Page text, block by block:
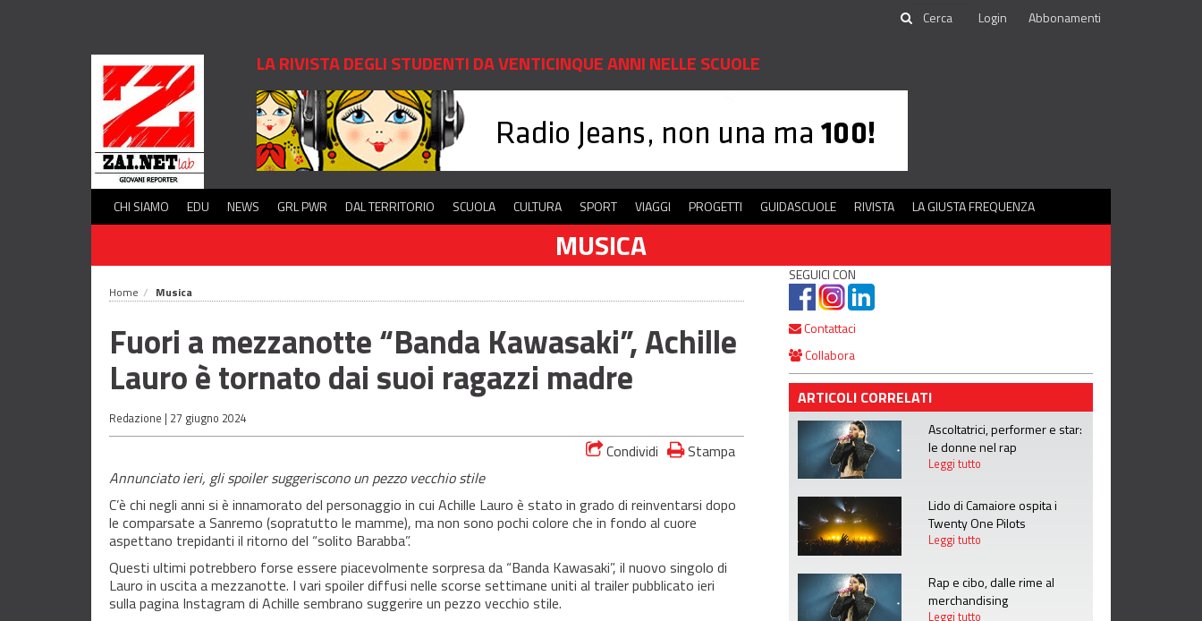
Login Abbonamenti
LA RIVISTA DEGLI STUDENTI DA VENTICINQUE ANNI NELLE SCUOLE
CHI SIAMO EDU NEWS GRL PWR DAL TERRITORIO SCUOLA CULTURA SPORT VIAGGI PROGETTI GUIDASCUOLE RIVISTA LA GIUSTA FREQUENZA
MUSICA
Home Musica
Fuori a mezzanotte “Banda Kawasaki”, Achille
Lauro è tornato dai suoi ragazzi madre
Redazione | 27 giugno 2024
Condividi
Stampa
Annunciato ieri, gli spoiler suggeriscono un pezzo vecchio stile
C’è chi negli anni si è innamorato del personaggio in cui Achille Lauro è stato in grado di reinventarsi dopo
le comparsate a Sanremo (sopratutto le mamme), ma non sono pochi colore che in fondo al cuore
aspettano trepidanti il ritorno del “solito Barabba”.
Questi ultimi potrebbero forse essere piacevolmente sorpresa da “Banda Kawasaki”, il nuovo singolo di
Lauro in uscita a mezzanotte. I vari spoiler diffusi nelle scorse settimane uniti al trailer pubblicato ieri
sulla pagina Instagram di Achille sembrano suggerire un pezzo vecchio stile.
SEGUICI CON
Contattaci
Collabora
ARTICOLI CORRELATI
Ascoltatrici, performer e star:
le donne nel rap
Leggi tutto
Lido di Camaiore ospita i
Twenty One Pilots
Leggi tutto
Rap e cibo, dalle rime al
merchandising
Leggi tutto